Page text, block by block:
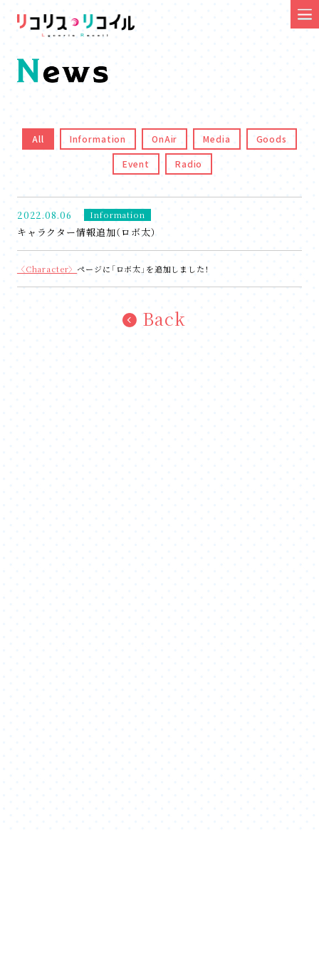
All Information OnAir Media Goods
Event Radio
2022.08.06 Information
キャラクター情報追加（ロボ太）
〈Character〉ページに「ロボ太」を追加しました！
Back